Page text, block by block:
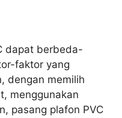
dapat berbeda-
faktor yang
dengan memilih
menggunakan
pasang plafon PVC